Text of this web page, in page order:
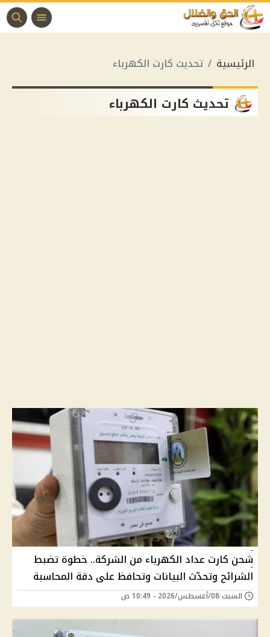
الرئيسية تحديث كارت الكهرباء
تحديث كارت الكهرباء
شحن كارت عداد الكهرباء من الشركة.. خطوة تضبط
الشرائح وتحدّث البيانات وتحافظ على دقة المحاسبة
السبت 08/أغسطس/2026 - 10:49 ص